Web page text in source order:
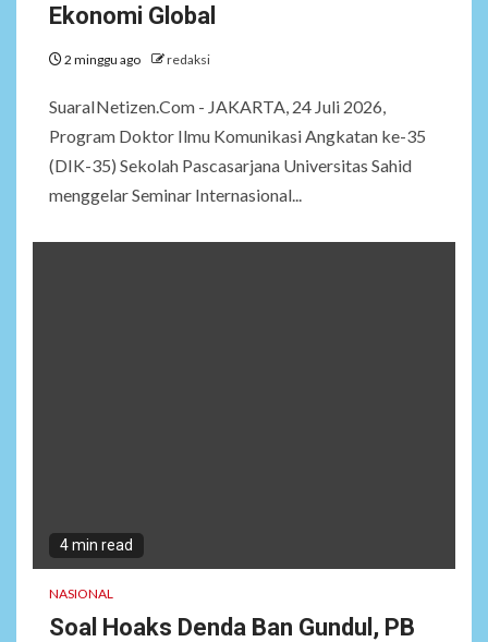
Ekonomi Global
2 minggu ago redaksi
SuaraINetizen.Com - JAKARTA, 24 Juli 2026,
Program Doktor Ilmu Komunikasi Angkatan ke-35
(DIK-35) Sekolah Pascasarjana Universitas Sahid
menggelar Seminar Internasional...
4 min read
NASIONAL
Soal Hoaks Denda Ban Gundul, PB